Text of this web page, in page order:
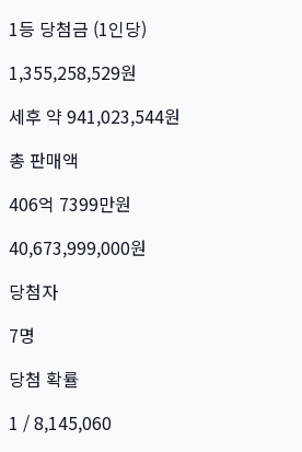
1등 당첨금 (1인당)
1,355,258,529원
세후 약 941,023,544원
총 판매액
406억 7399만원
40,673,999,000원
당첨자
7명
당첨 확률
1 / 8,145,060